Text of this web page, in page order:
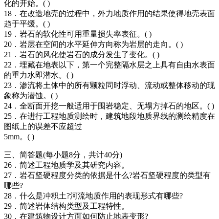
化的开始。( )
18．在改造地壳的过程中，外力地质作用的结果使得地壳表面
趋于平缓。( )
19．岩石的软化性可用重量损失率表征。( )
20．岩层在空间的水平延伸方向称为岩层的走向。( )
21．岩石的风化使岩石的成分发生了变化。( )
22．埋藏在地表以下，第一个完整隔水层之上具有自由水表面
的重力水即潜水。( )
23．渗流将土体中的所有颗粒同时浮动、流动或整体移动的现
象称为潜蚀。( )
24．全断面开挖一般适用于围岩稳定、无塌方掉石的地区。( )
25．在进行工程地质测绘时，建筑地段地质界线的测绘精度在
图纸上的误差不应超过
5mm。( )
三、简答题(每小题8分，共计40分)
26．简述工程地质学及其研究内容。
27．岩石坚硬程度分类的依据是什么?岩石坚硬程度的类型有
哪些?
28．什么是冲积土?河流地质作用的表现形式有哪些?
29．简述岩体结构类型及工程特性。
30．在建筑物设计方面如何防止地表变形?